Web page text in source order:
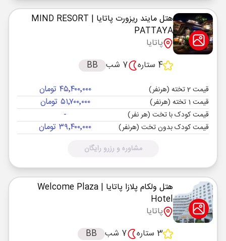
هتل مایند ریزورت پاتایا
| MIND RESORT
PATTAYA
پاتایا
4 ستاره
7 شب BB
قیمت 2 تخته (هرنفر) ۴۵٬۴۰۰٬۰۰۰ تومان
قیمت 1 تخته (هرنفر) ۵۱٬۷۰۰٬۰۰۰ تومان
قیمت کودک با تخت (هر نفر) -
قیمت کودک بدون تخت (هرنفر) ۳۹٬۴۰۰٬۰۰۰ تومان
مشاوره و رزرو رایگان
هتل ولکام پلازا پاتایا
| Welcome Plaza
Hotel
پاتایا
3 ستاره
7 شب BB